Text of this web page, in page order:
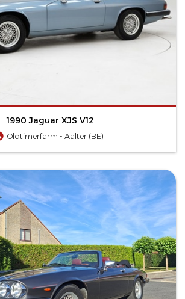
1990 Jaguar XJS V12
Oldtimerfarm - Aalter (BE)